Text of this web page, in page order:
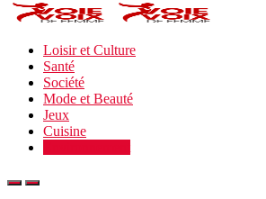
Loisir et Culture
Santé
Société
Mode et Beauté
Jeux
Cuisine